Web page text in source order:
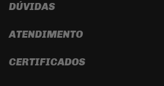
DÚVIDAS
ATENDIMENTO
CERTIFICADOS